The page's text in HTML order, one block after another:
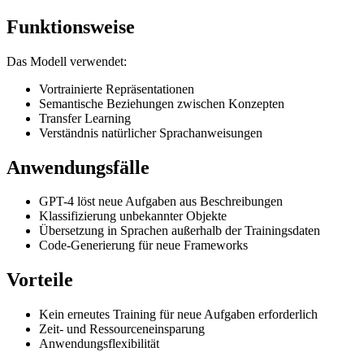
Funktionsweise
Das Modell verwendet:
Vortrainierte Repräsentationen
Semantische Beziehungen zwischen Konzepten
Transfer Learning
Verständnis natürlicher Sprachanweisungen
Anwendungsfälle
GPT-4 löst neue Aufgaben aus Beschreibungen
Klassifizierung unbekannter Objekte
Übersetzung in Sprachen außerhalb der Trainingsdaten
Code-Generierung für neue Frameworks
Vorteile
Kein erneutes Training für neue Aufgaben erforderlich
Zeit- und Ressourceneinsparung
Anwendungsflexibilität